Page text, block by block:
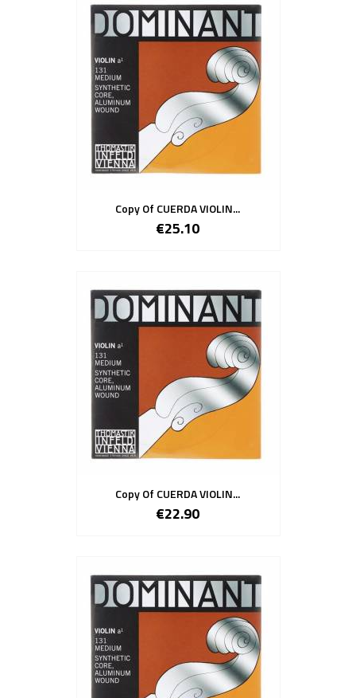
Copy Of CUERDA VIOLIN...
€25.10
Copy Of CUERDA VIOLIN...
€22.90